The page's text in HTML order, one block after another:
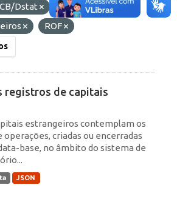
Dstat Etiquetas:
RDE
ROF
registros de capitais
estrangeiros contemplam os
criadas ou encerradas
base, no âmbito do sistema de
JSON